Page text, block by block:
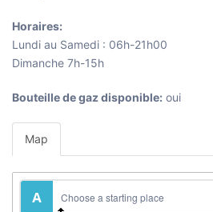
Horaires:
Lundi au Samedi : 06h-21h00
Dimanche 7h-15h
Bouteille de gaz disponible: oui
Map